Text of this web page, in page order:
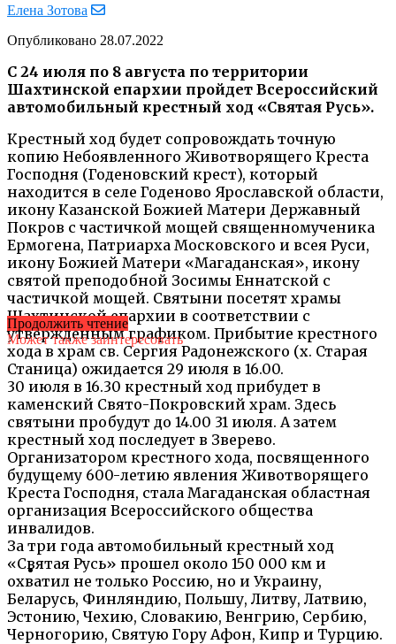
Елена Зотова
Опубликовано 28.07.2022
С 24 июля по 8 августа по территории
Шахтинской епархии пройдет Всероссийский
автомобильный крестный ход «Святая Русь».
Крестный ход будет сопровождать точную
копию Небоявленного Животворящего Креста
Господня (Годеновский крест), который
находится в селе Годеново Ярославской области,
икону Казанской Божией Матери Державный
Покров с частичкой мощей священномученика
Ермогена, Патриарха Московского и всея Руси,
икону Божией Матери «Магаданская», икону
святой преподобной Зосимы Еннатской с
частичкой мощей. Святыни посетят храмы
Шахтинской епархии в соответствии с
утвержденным графиком. Прибытие крестного
хода в храм св. Сергия Радонежского (х. Старая
Станица) ожидается 29 июля в 16.00.
30 июля в 16.30 крестный ход прибудет в
каменский Свято-Покровский храм. Здесь
святыни пробудут до 14.00 31 июля. А затем
крестный ход последует в Зверево.
Организатором крестного хода, посвященного
будущему 600-летию явления Животворящего
Креста Господня, стала Магаданская областная
организация Всероссийского общества
инвалидов.
За три года автомобильный крестный ход
«Святая Русь» прошел около 150 000 км и
охватил не только Россию, но и Украину,
Беларусь, Финляндию, Польшу, Литву, Латвию,
Эстонию, Чехию, Словакию, Венгрию, Сербию,
Черногорию, Святую Гору Афон, Кипр и Турцию.
Продолжить чтение
Может также заинтересовать